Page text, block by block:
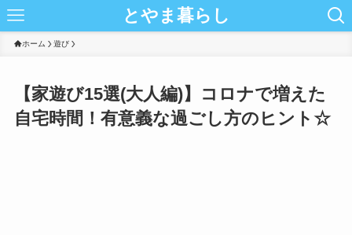
とやま暮らし
ホーム 遊び
【家遊び15選(大人編)】コロナで増えた
自宅時間！有意義な過ごし方のヒント☆